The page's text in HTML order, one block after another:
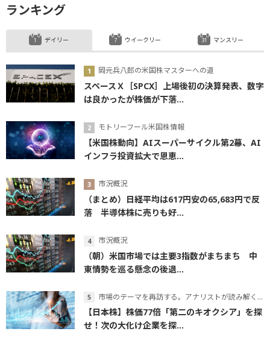
ランキング
デイリー
岡元兵八郎の米国株マスターへの道
スペースＸ［SPCX］上場後初の決算発表、数字
は良かったが株価が下落...
モトリーフール米国株情報
【米国株動向】AIスーパーサイクル第2幕、AI
インフラ投資拡大で恩恵...
市況概況
（まとめ）日経平均は617円安の65,683円で反
落 半導体株に売りも好...
市況概況
（朝）米国市場では主要3指数がまちまち 中
東情勢を巡る懸念の後退...
市場のテーマを再訪する。アナリストが読み解くテーマの本質
【日本株】株価77倍「第二のキオクシア」を探
せ！次の大化け企業を探...
ウイークリー マンスリー